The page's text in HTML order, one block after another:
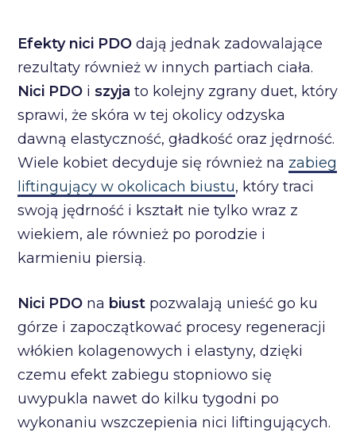
Efekty nici PDO dają jednak zadowalające
rezultaty również w innych partiach ciała.
Nici PDO iszyja to kolejny zgrany duet, który
sprawi, że skóra w tej okolicy odzyska
dawną elastyczność, gładkość oraz jędrność.
Wiele kobiet decyduje się również na zabieg
liftingujący w okolicach biustu, który traci
swoją jędrność i kształt nie tylko wraz z
wiekiem, ale również po porodzie i
karmieniu piersią.
Nici PDO na biust pozwalają unieść go ku
górze i zapoczątkować procesy regeneracji
włókien kolagenowych i elastyny, dzięki
czemu efekt zabiegu stopniowo się
uwypukla nawet do kilku tygodni po
wykonaniu wszczepienia nici liftingujących.